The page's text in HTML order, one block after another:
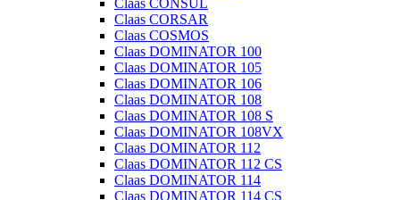
Claas CONSUL
Claas CORSAR
Claas COSMOS
Claas DOMINATOR 100
Claas DOMINATOR 105
Claas DOMINATOR 106
Claas DOMINATOR 108
Claas DOMINATOR 108 S
Claas DOMINATOR 108VX
Claas DOMINATOR 112
Claas DOMINATOR 112 CS
Claas DOMINATOR 114
Claas DOMINATOR 114 CS